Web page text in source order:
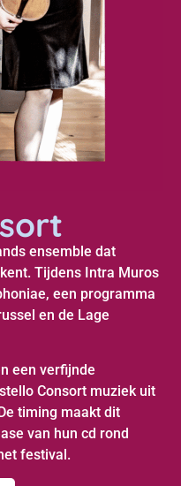
ensemble dat
Tijdens Intra Muros
een programma
en de Lage
een verfijnde
Consort muziek uit
timing maakt dit
van hun cd rond
festival.